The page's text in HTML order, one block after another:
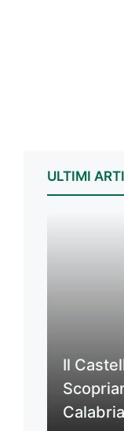
ULTIMI
Il
Calabria